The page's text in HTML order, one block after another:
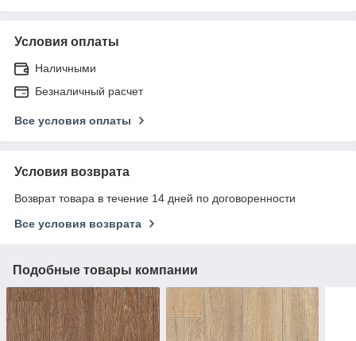
Условия оплаты
Наличными
Безналичный расчет
Все условия оплаты
Условия возврата
Возврат товара в течение 14 дней по договоренности
Все условия возврата
Подобные товары компании